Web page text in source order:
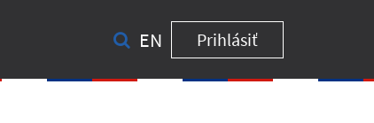
EN Prihlásiť